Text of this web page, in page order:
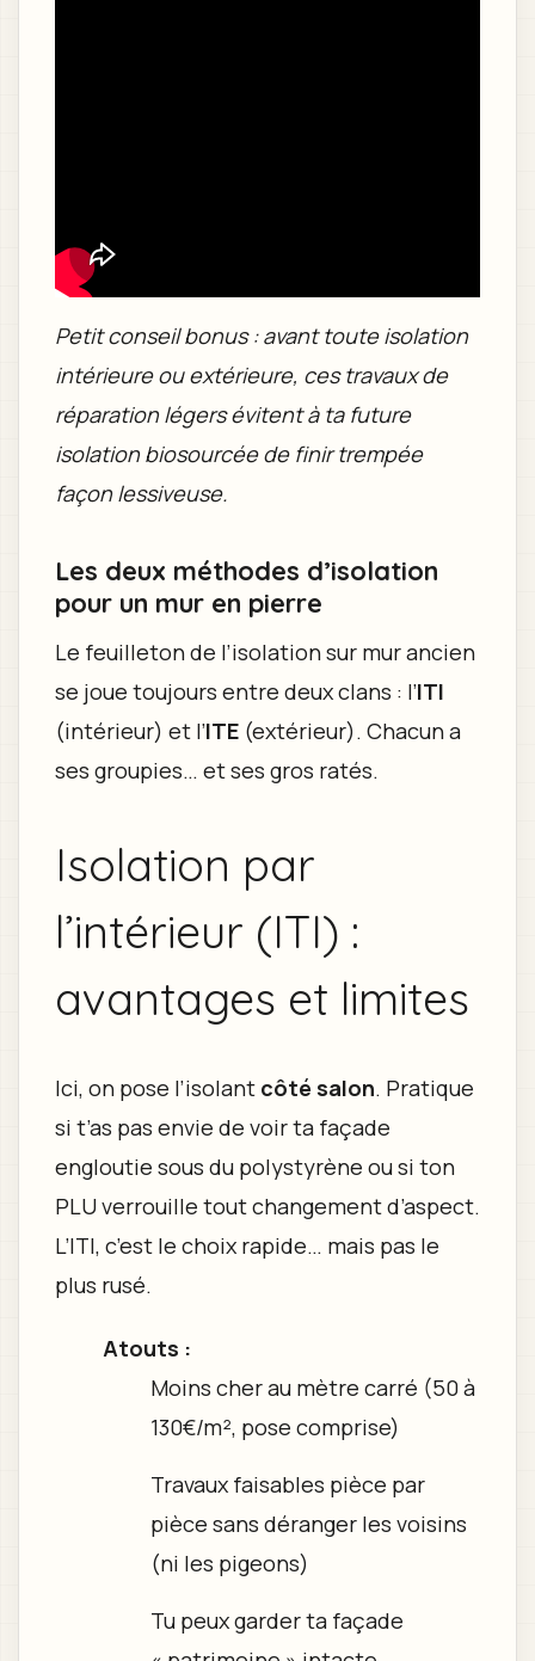
Petit conseil bonus : avant toute isolation
intérieure ou extérieure, ces travaux de
réparation légers évitent à ta future
isolation biosourcée de finir trempée
façon lessiveuse.
Les deux méthodes d’isolation
pour un mur en pierre
Le feuilleton de l’isolation sur mur ancien
se joue toujours entre deux clans : l’ITI
(intérieur) et l’ITE(extérieur). Chacun a
ses groupies… et ses gros ratés.
Isolation par
l’intérieur (ITI) :
avantages et limites
Ici, on pose l’isolant côté salon. Pratique
si t’as pas envie de voir ta façade
engloutie sous du polystyrène ou si ton
PLU verrouille tout changement d’aspect.
L’ITI, c’est le choix rapide… mais pas le
plus rusé.
Atouts :
Moins cher au mètre carré (50 à
130€/m², pose comprise)
Travaux faisables pièce par
pièce sans déranger les voisins
(ni les pigeons)
Tu peux garder ta façade